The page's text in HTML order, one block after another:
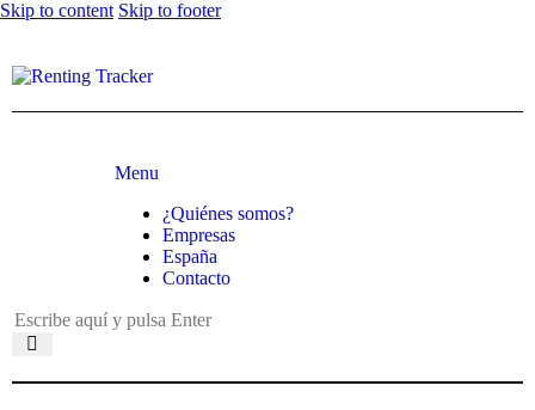
Skip to content Skip to footer
Menu
¿Quiénes somos?
Empresas
España
Contacto